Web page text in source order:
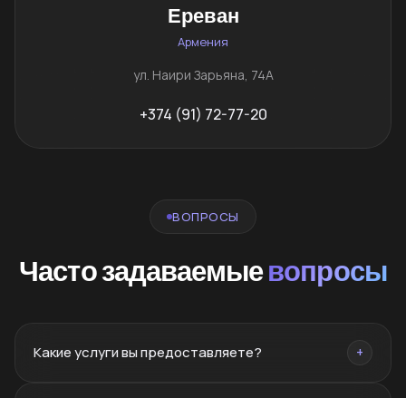
Ереван
Армения
ул. Наири Зарьяна, 74А
+374 (91) 72-77-20
ВОПРОСЫ
Часто задаваемыевопросы
Какие услуги вы предоставляете? +